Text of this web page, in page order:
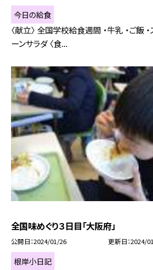
今日の給食
〈献立〉 全国学校給食週間 ・牛乳 ・ご飯
ーンサラダ 〈食...
全国味めぐり３日目「大阪府」
公開日 2024/01/26 更新日 2024/
根岸小日記